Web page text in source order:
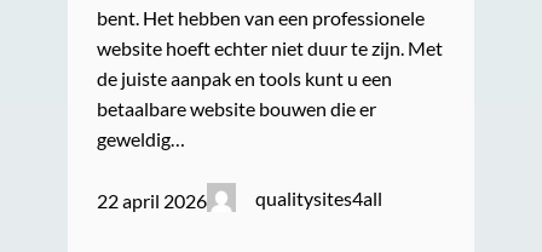
bent. Het hebben van een professionele
website hoeft echter niet duur te zijn. Met
de juiste aanpak en tools kunt u een
betaalbare website bouwen die er
geweldig…
22 april 2026 qualitysites4all